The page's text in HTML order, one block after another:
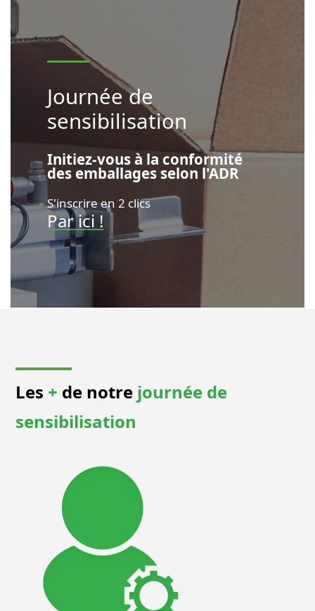
Journée de
sensibilisation
Initiez-vous à la conformité
des emballages selon l'ADR
S'inscrire en 2 clics
Par ici !
Les + de notre journée de
sensibilisation